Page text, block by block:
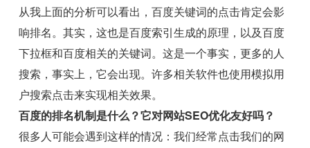
从我上面的分析可以看出，百度关键词的点击肯定会影
响排名。其实，这也是百度索引生成的原理，以及百度
下拉框和百度相关的关键词。这是一个事实，更多的人
搜索，事实上，它会出现。许多相关软件也使用模拟用
户搜索点击来实现相关效果。
百度的排名机制是什么？它对网站SEO优化友好吗？
很多人可能会遇到这样的情况：我们经常点击我们的网